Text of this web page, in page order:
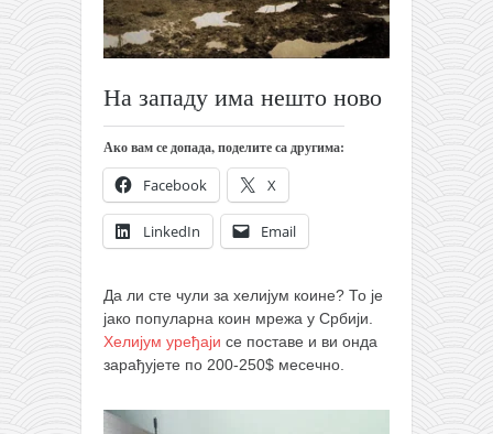
светлопис
законоправило
духовни отац
православље
забрањена историја
ћирилица
породичне приче
прота Воја
уместо твитера
календар српски
Окинава карате
На западу има нешто ново
Ако вам се допада, поделите са другима:
Facebook X
LinkedIn Email
Да ли сте чули за хелијум коине? То је
јако популарна коин мрежа у Србији.
Хелијум уређаји се поставе и ви онда
зарађујете по 200-250$ месечно.